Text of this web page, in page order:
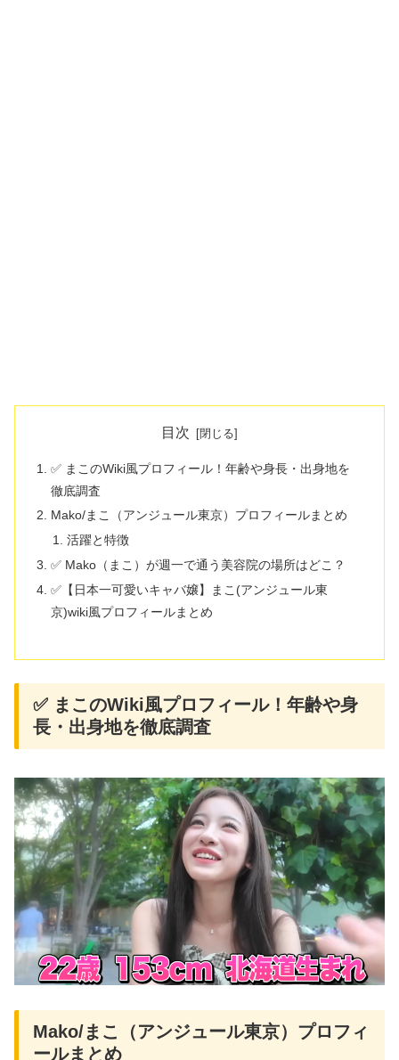
目次
✅ まこのWiki風プロフィール！年齢や身長・出身地を
徹底調査
Mako/まこ（アンジュール東京）プロフィールまとめ
活躍と特徴
✅ Mako（まこ）が週一で通う美容院の場所はどこ？
✅【日本一可愛いキャバ嬢】まこ(アンジュール東
京)wiki風プロフィールまとめ
✅ まこのWiki風プロフィール！年齢や身
長・出身地を徹底調査
Mako/まこ（アンジュール東京）プロフィ
ールまとめ